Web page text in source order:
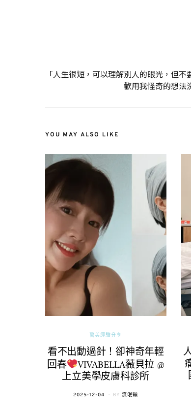
「人生很短，可以理解別人的眼光，但
歡用我怪奇的想法
YOU MAY ALSO LIKE
醫美經驗分享
看不出動過針！卻神奇年輕
回春 VIVABELLA薇貝拉 @
上立美學皮膚科診所
POSTED
2025-12-04 BY 流氓顆